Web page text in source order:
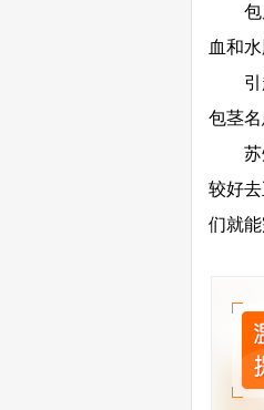
包皮
血和
引起
包茎
苏州
较好
们就能